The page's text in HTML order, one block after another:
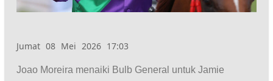
Jumat 08 Mei 2026 17:03
Joao Moreira menaiki Bulb General untuk Jamie